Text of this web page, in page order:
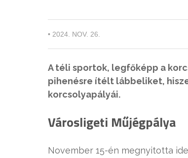
• 2024. NOV. 26.
A téli sportok, legfőképp a
pihenésre ítélt lábbeliket,
korcsolyapályái.
Városligeti Műjégpálya
November 15-én megnyitotta